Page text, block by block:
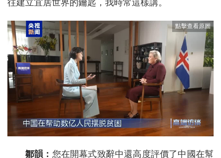
往建立宜居世界的鑰匙，我時常這樣講。
鄒韻： 您在開幕式致辭中還高度評價了中國在幫